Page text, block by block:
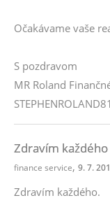
Očakávame vaše
S pozdravom
MR Roland
Zdravím každého
finance service, 9. 7.
Zdravím každého.